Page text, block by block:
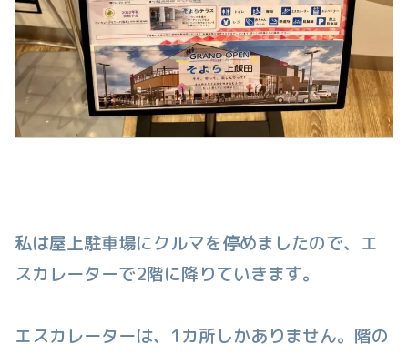
私は屋上駐車場にクルマを停めましたので、エ
スカレーターで2階に降りていきます。
エスカレーターは、1カ所しかありません。階の